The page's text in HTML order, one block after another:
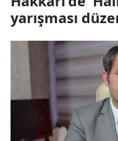
yarışması